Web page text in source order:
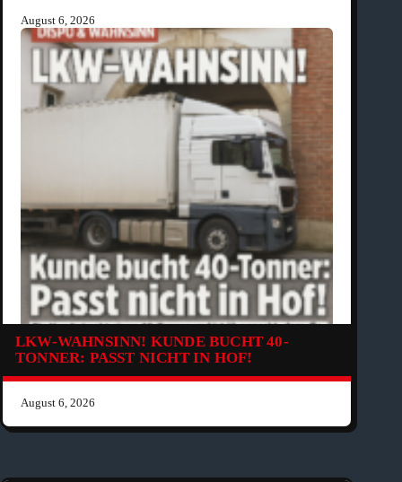
August 6, 2026
LKW-WAHNSINN! KUNDE BUCHT 40-
TONNER: PASST NICHT IN HOF!
August 6, 2026